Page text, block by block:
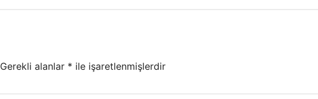
Gerekli alanlar * ile işaretlenmişlerdir